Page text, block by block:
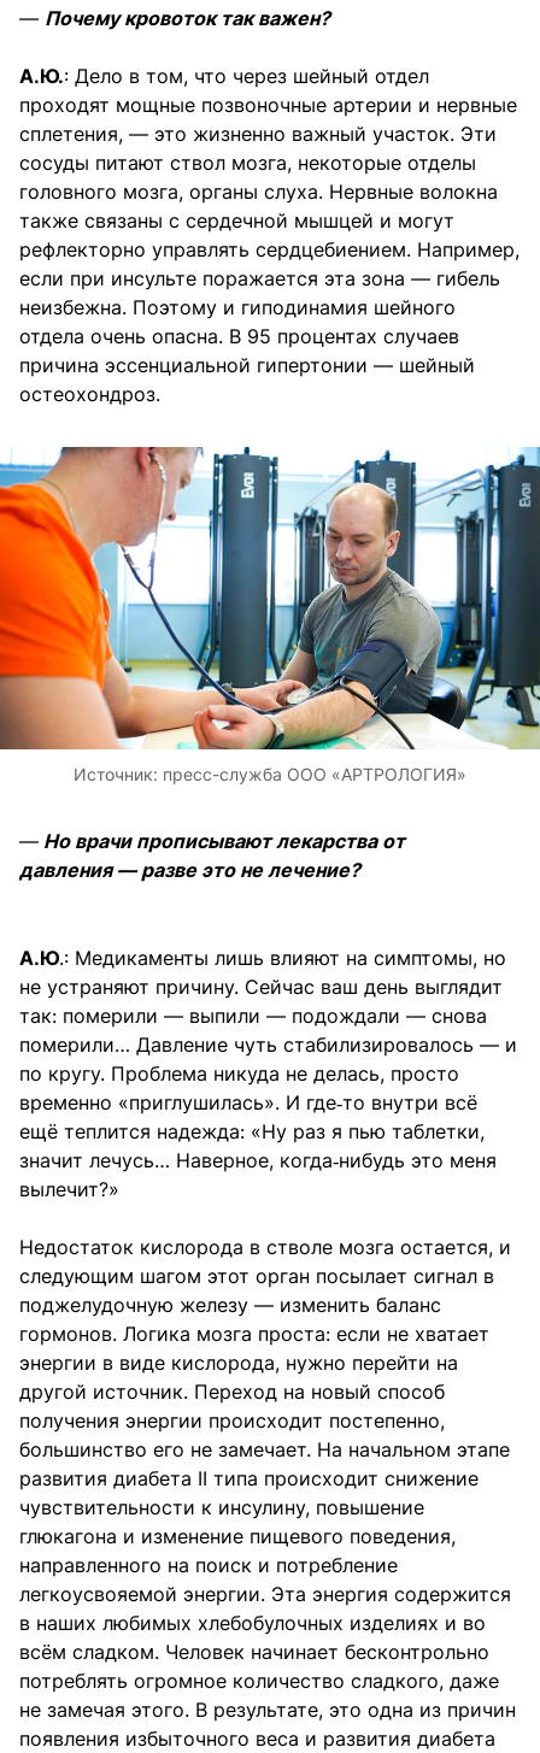
— Почему кровоток так важен?
А.Ю.: Дело в том, что через шейный отдел
проходят мощные по­звоночные артерии и нервные
сплетения, — это жизненно важный участок. Эти
сосуды питают ствол мозга, некоторые отделы
головного мозга, органы слуха. Нервные волокна
также связаны с сердечной мышцей и могут
рефлекторно управлять сердцебиением. Например,
если при инсульте поражается эта зона — гибель
неизбежна. Поэтому и гиподинамия шейного
отдела очень опасна. В 95 процентах случаев
причина эссенциальной гипертонии — шейный
остеохондроз.
Источник: пресс-служба ООО «АРТРОЛОГИЯ»
— Но врачи прописывают лекарства от
давления — разве это не лечение?
А.Ю.: Медикаменты лишь влияют на симптомы, но
не устраняют причину. Сейчас ваш день выглядит
так: померили — выпили — подождали — снова
померили… Давление чуть стабилизировалось — и
по кругу. Проблема никуда не делась, просто
временно «приглушилась». И где‑то внутри всё
ещё теплится надежда: «Ну раз я пью таблетки,
значит лечусь… Наверное, когда‑нибудь это меня
вылечит?»
Недостаток кислорода в стволе мозга остается, и
следующим шагом этот орган посылает сигнал в
поджелудочную железу — изменить баланс
гормонов. Логика мозга проста: если не хватает
энергии в виде кислорода, нужно перейти на
другой источник. Переход на новый способ
получения энергии происходит постепенно,
большинство его не замечает. На начальном этапе
развития диабета II типа происходит снижение
чувствительности к инсулину, повышение
глюкагона и изменение пищевого поведения,
направленного на поиск и потребление
легкоусвояемой энергии. Эта энергия содержится
в наших любимых хлебобулочных изделиях и во
всём сладком. Человек начинает бесконтрольно
потреблять огромное количество сладкого, даже
не замечая этого. В результате, это одна из причин
появления избыточного веса и развития диабета